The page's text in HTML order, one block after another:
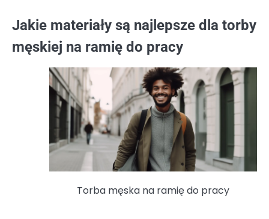
Jakie materiały są najlepsze dla torby
męskiej na ramię do pracy
Torba męska na ramię do pracy